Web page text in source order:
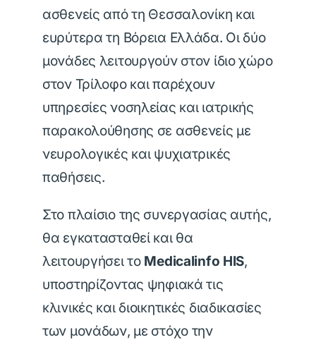
ασθενείς από τη Θεσσαλονίκη και
ευρύτερα τη Βόρεια Ελλάδα. Οι δύο
μονάδες λειτουργούν στον ίδιο χώρο
στον Τρίλοφο και παρέχουν
υπηρεσίες νοσηλείας και ιατρικής
παρακολούθησης σε ασθενείς με
νευρολογικές και ψυχιατρικές
παθήσεις.
Στο πλαίσιο της συνεργασίας αυτής,
θα εγκατασταθεί και θα
λειτουργήσει το Medicalinfo HIS,
υποστηρίζοντας ψηφιακά τις
κλινικές και διοικητικές διαδικασίες
των μονάδων, με στόχο την